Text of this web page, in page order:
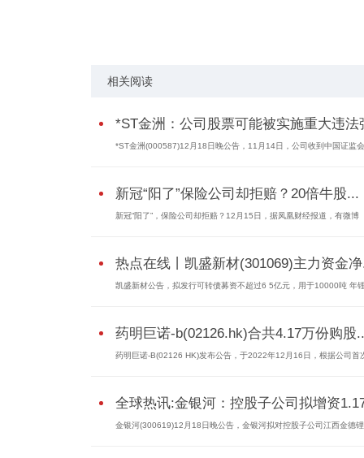
相关阅读
*ST金洲：公司股票可能被实施重大违法
*ST金洲(000587)12月18日晚公告，11月14日，公司收到中国证监会
新冠“阳了”保险公司却拒赔？20倍牛股...
新冠“阳了”，保险公司却拒赔？12月15日，据凤凰财经报道，有微博
热点在线丨凯盛新材(301069)主力资金
凯盛新材公告，拟发行可转债募资不超过6 5亿元，用于10000吨 年锂
药明巨诺-b(02126.hk)合共4.17万份购股
药明巨诺-B(02126 HK)发布公告，于2022年12月16日，根据公司首
全球热讯:金银河：控股子公司拟增资
金银河(300619)12月18日晚公告，金银河拟对控股子公司江西金德锂